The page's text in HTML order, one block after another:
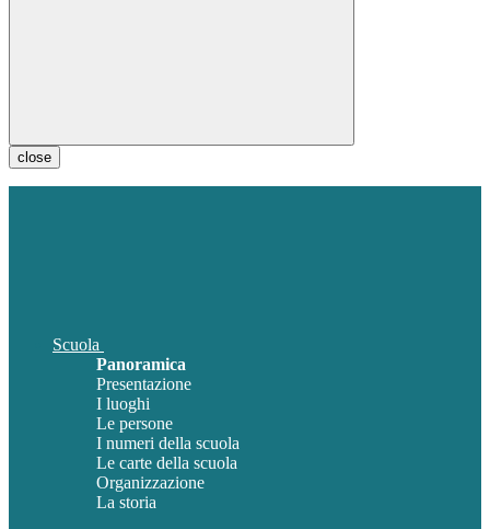
close
Scuola
Panoramica
Presentazione
I luoghi
Le persone
I numeri della scuola
Le carte della scuola
Organizzazione
La storia